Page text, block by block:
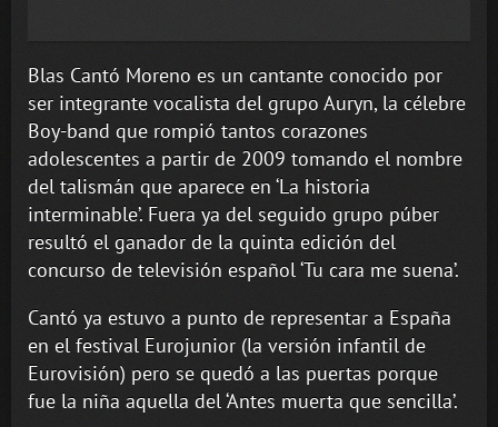
Blas Cantó Moreno es un cantante conocido por
ser integrante vocalista del grupo Auryn, la célebre
Boy-band que rompió tantos corazones
adolescentes a partir de 2009 tomando el nombre
del talismán que aparece en ‘La historia
interminable’. Fuera ya del seguido grupo púber
resultó el ganador de la quinta edición del
concurso de televisión español ‘Tu cara me suena’.
Cantó ya estuvo a punto de representar a España
en el festival Eurojunior (la versión infantil de
Eurovisión) pero se quedó a las puertas porque
fue la niña aquella del ‘Antes muerta que sencilla’.